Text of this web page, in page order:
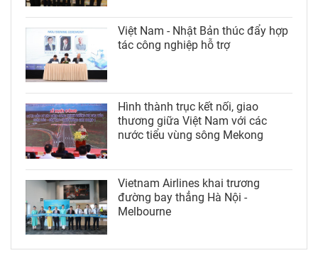
Việt Nam - Nhật Bản thúc đẩy hợp
tác công nghiệp hỗ trợ
Hình thành trục kết nối, giao
thương giữa Việt Nam với các
nước tiểu vùng sông Mekong
Vietnam Airlines khai trương
đường bay thẳng Hà Nội -
Melbourne